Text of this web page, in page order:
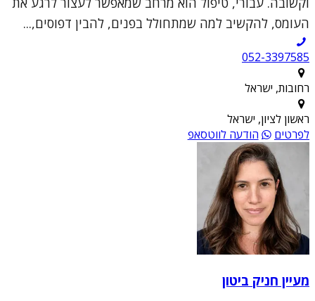
העומס, להקשיב למה שמתחולל בפנים, להבין דפוסים,...
052-3397585
רחובות, ישראל
ראשון לציון, ישראל
לפרטים
הודעה לווטסאפ
מעיין חניק ביטון